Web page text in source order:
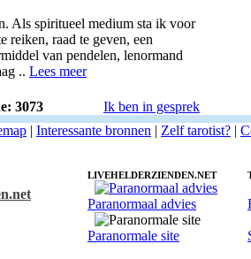
Als spiritueel medium sta ik voor
reiken, raad te geven, een
van pendelen, lenormand
.. Lees meer
3073
Ik ben in gesprek
| Interessante bronnen | Zelf tarotist? |
LIVEHELDERZIENDEN.NET
Paranormaal advies
Paranormale site